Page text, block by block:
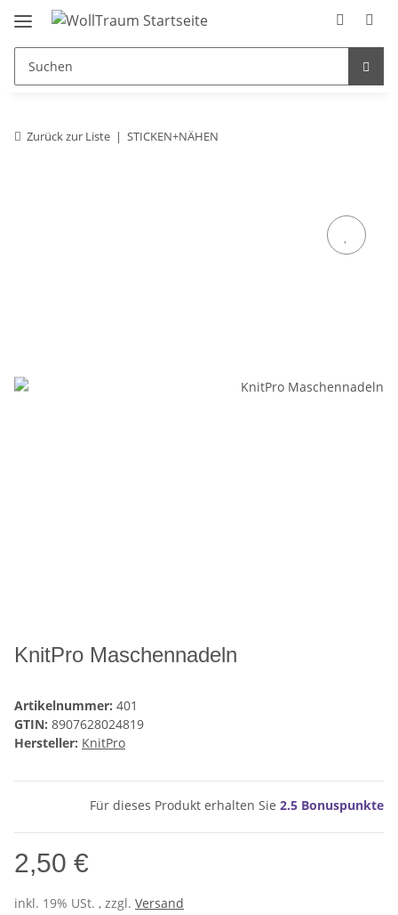
Zurück zur Liste STICKEN+NÄHEN
KnitPro Maschennadeln
Artikelnummer: 401
GTIN: 8907628024819
Hersteller: KnitPro
Für dieses Produkt erhalten Sie 2.5 Bonuspunkte
2,50 €
inkl. 19% USt. , zzgl. Versand